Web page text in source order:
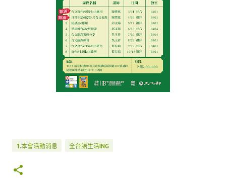
1.本會活動消息 全台語生活ING